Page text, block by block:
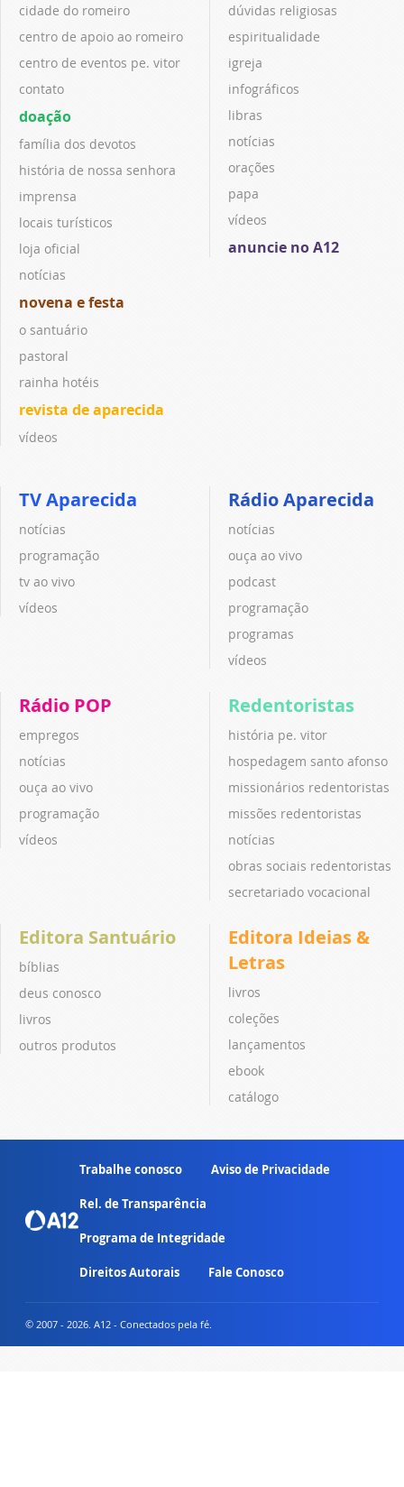
cidade do romeiro
centro de apoio ao romeiro
centro de eventos pe. vitor
contato
doação
família dos devotos
história de nossa senhora
imprensa
locais turísticos
loja oficial
notícias
novena e festa
o santuário
pastoral
rainha hotéis
revista de aparecida
vídeos
dúvidas religiosas
espiritualidade
igreja
infográficos
libras
notícias
orações
papa
vídeos
anuncie no A12
TV Aparecida
notícias
programação
tv ao vivo
vídeos
Rádio Aparecida
notícias
ouça ao vivo
podcast
programação
programas
vídeos
Rádio POP
empregos
notícias
ouça ao vivo
programação
vídeos
Redentoristas
história pe. vitor
hospedagem santo afonso
missionários redentoristas
missões redentoristas
notícias
obras sociais redentoristas
secretariado vocacional
Editora Santuário
bíblias
deus conosco
livros
outros produtos
Editora Ideias &
Letras
livros
coleções
lançamentos
ebook
catálogo
Trabalhe conosco Aviso de Privacidade
Rel. de Transparência
Programa de Integridade
Direitos Autorais Fale Conosco
© 2007 - 2026. A12 - Conectados pela fé.